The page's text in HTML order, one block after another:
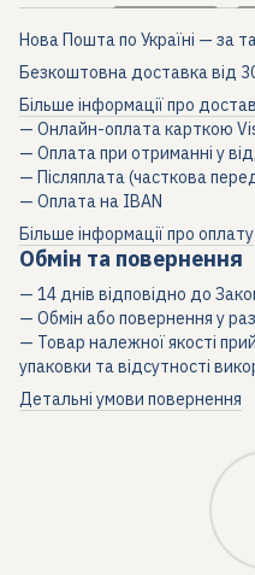
Нова Пошта по Україні — за
Безкоштовна доставка від
Більше інформації про
— Онлайн-оплата карткою
— Оплата при отриманні у
— Післяплата (часткова
— Оплата на IBAN
Більше інформації про оплату
Обмін та повернення
— 14 днів відповідно до
— Обмін або повернення у
— Товар належної якості
упаковки та відсутності
Детальні умови повернення